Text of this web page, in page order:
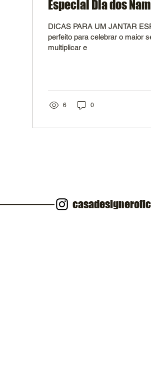
Especial Dia dos
DICAS PARA UM JANTAR
perfeito para celebrar o maior
multiplicar e
6 0